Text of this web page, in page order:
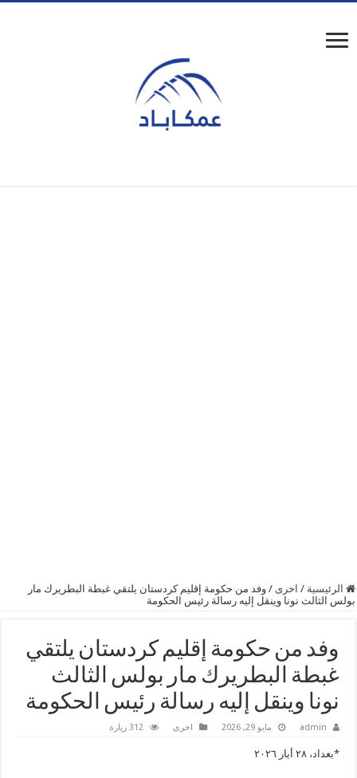
الرئيسية / اخرى / وفد من حكومة إقليم كردستان يلتقي غبطة البطريرك مار
بولس الثالث نونا وينقل إليه رسالة رئيس الحكومة
وفد من حكومة إقليم كردستان يلتقي
غبطة البطريرك مار بولس الثالث
نونا وينقل إليه رسالة رئيس الحكومة
admin مايو 29, 2026 اخرى 312 زيارة
*بغداد، ٢٨ أيار ٢٠٢٦